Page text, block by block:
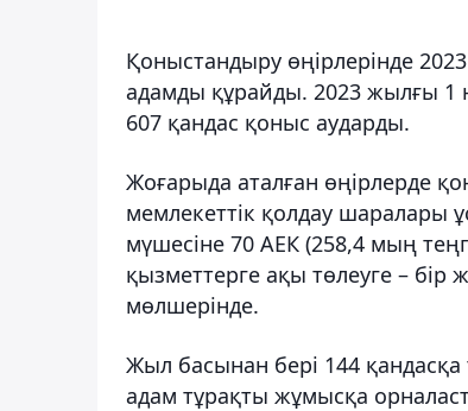
Қоныстандыру өңірлерінде
адамды құрайды. 2023 жылғы 1
607 қандас қоныс аударды.
Жоғарыда аталған өңірлерде
мемлекеттік қолдау шаралары
мүшесіне 70 АЕК (258,4 мың
қызметтерге ақы төлеуге – бір
мөлшерінде.
Жыл басынан бері 144 қандасқа
адам тұрақты жұмысқа